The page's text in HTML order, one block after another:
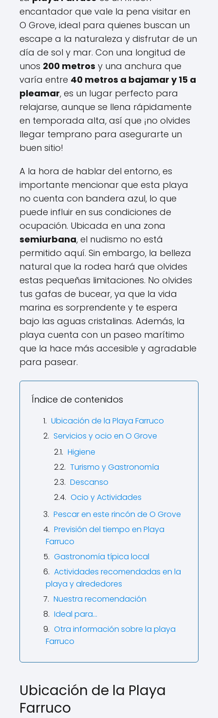
encantador que vale la pena visitar en
O Grove, ideal para quienes buscan un
escape a la naturaleza y disfrutar de un
día de sol y mar. Con una longitud de
unos 200 metros y una anchura que
varía entre 40 metros a bajamar y 15 a
pleamar, es un lugar perfecto para
relajarse, aunque se llena rápidamente
en temporada alta, así que ¡no olvides
llegar temprano para asegurarte un
buen sitio!
A la hora de hablar del entorno, es
importante mencionar que esta playa
no cuenta con bandera azul, lo que
puede influir en sus condiciones de
ocupación. Ubicada en una zona
semiurbana, el nudismo no está
permitido aquí. Sin embargo, la belleza
natural que la rodea hará que olvides
estas pequeñas limitaciones. No olvides
tus gafas de bucear, ya que la vida
marina es sorprendente y te espera
bajo las aguas cristalinas. Además, la
playa cuenta con un paseo marítimo
que la hace más accesible y agradable
para pasear.
Índice de contenidos
Ubicación de la Playa Farruco
Servicios y ocio en O Grove
Higiene
Turismo y Gastronomía
Descanso
Ocio y Actividades
Pescar en este rincón de O Grove
Previsión del tiempo en Playa
Farruco
Gastronomía típica local
Actividades recomendadas en la
playa y alrededores
Nuestra recomendación
Ideal para…
Otra información sobre la playa
Farruco
Ubicación de la Playa
Farruco